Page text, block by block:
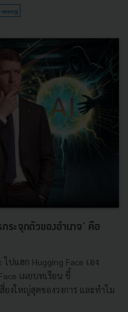
wang
ระจุกตัวของอำนาจ’ คือ
ปแฮก Hugging Face เอง
เผยบทเรียน ชี้
งใหญ่สุดของวงการ และทำไม